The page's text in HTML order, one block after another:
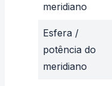
meridiano
Esfera /
potência do
meridiano